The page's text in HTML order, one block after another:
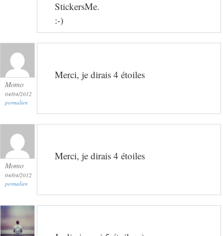
StickersMe.
:-)
Momo
04/04/2012
permalien
Merci, je dirais 4 étoiles
Momo
04/04/2012
permalien
Merci, je dirais 4 étoiles